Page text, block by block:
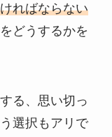
ればならない
どうするかを
る、思い切っ
選択もアリで